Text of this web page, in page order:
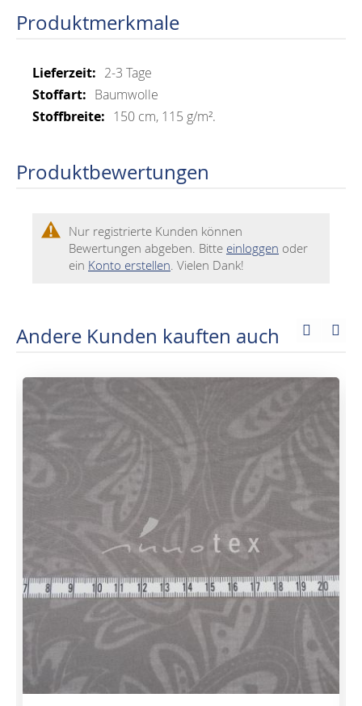
Produktmerkmale
Mehr
Informationen
2-3 Tage
Baumwolle
150 cm, 115 g/m².
Produktbewertungen
Nur registrierte Kunden können
Bewertungen abgeben. Bitte einloggen oder
ein Konto erstellen. Vielen Dank!
Andere Kunden kauften auch